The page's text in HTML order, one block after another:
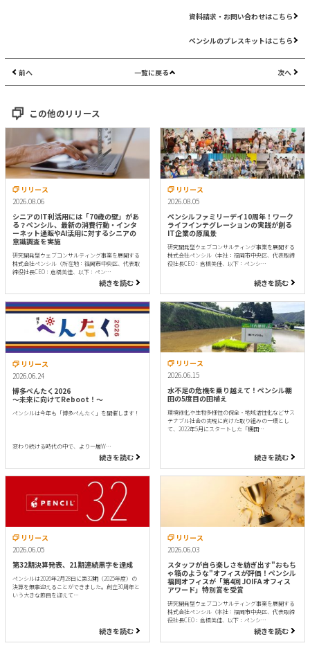
資料請求・お問い合わせはこちら
ペンシルのプレスキットはこちら
前へ 一覧に戻る 次へ
この他のリリース
リリース
2026.08.06
シニアのIT利活用には「70歳の壁」があ
る？ペンシル、最新の消費行動・インタ
ーネット通販やAI活用に対するシニアの
意識調査を実施
研究開発型ウェブコンサルティング事業を展開する
株式会社ペンシル（所在地：福岡市中央区、代表取
締役社長CEO：倉橋美佳、以下：ペン…
続きを読む
リリース
2026.08.05
ペンシルファミリーデイ10周年！ワーク
ライフインテグレーションの実践が創る
IT企業の原風景
研究開発型ウェブコンサルティング事業を展開する
株式会社ペンシル（本社：福岡市中央区、代表取締
役社長CEO：倉橋美佳、以下：ペンシ…
続きを読む
リリース
2026.06.24
博多ぺんたく2026
〜未来に向けてReboot！〜
ペンシルは今年も「博多ぺんたく」を開催します！
変わり続ける時代の中で、より一層W…
続きを読む
リリース
2026.06.15
水不足の危機を乗り越えて！ペンシル棚
田の5度目の田植え
環境緑化や生物多様性の保全・地域活性化などサス
テナブル社会の実現に向けた取り組みの一環とし
て、2022年5月にスタートした「棚田…
続きを読む
リリース
2026.06.05
第32期決算発表、21期連続黒字を達成
ペンシルは2026年2月28日に第32期（2025年度）の
決算を無事迎えることができました。創立30周年と
いう大きな節目を迎えて…
続きを読む
リリース
2026.06.03
スタッフが自ら楽しさを紡ぎ出す"おもち
ゃ箱のような"オフィスが評価！ペンシル
福岡オフィスが「第4回 JOIFA オフィス
アワード」特別賞を受賞
研究開発型ウェブコンサルティング事業を展開する
株式会社ペンシル（本社：福岡市中央区、代表取締
役社長CEO：倉橋美佳、以下：ペンシ…
続きを読む